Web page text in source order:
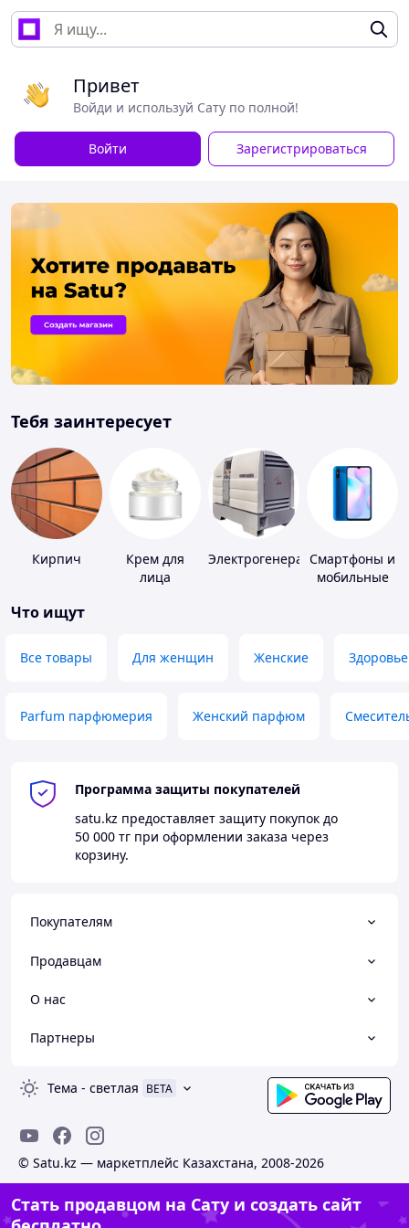
Привет
Войди и используй Сату по полной!
Войти Зарегистрироваться
Тебя заинтересует
Кирпич
Крем для
лица
ЭлектрогенераторыСмартфоны и
мобильные
Что ищут
Все товары Для женщин Женские Здоровье
Parfum парфюмерия Женский парфюм
Программа защиты покупателей
satu.kz предоставляет защиту покупок до
50 000 тг при оформлении заказа через
корзину.
Покупателям
Продавцам
О нас
Партнеры
Тема - светлая BETA
© Satu.kz — маркетплейс Казахстана, 2008-2026
Стать продавцом на Сату и создать сайт